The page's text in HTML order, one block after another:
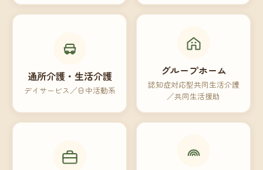
通所介護・生活介護
デイサービス／日中活動系
グループホーム
認知症対応型共同生活介護
／共同生活援助